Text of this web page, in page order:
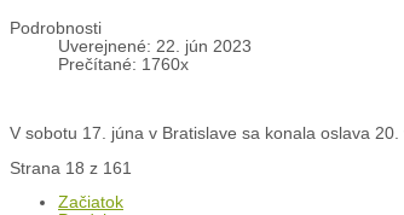
Podrobnosti
Uverejnené: 22. jún 2023
Prečítané: 1760x
V sobotu 17. júna v Bratislave sa konala oslava
Strana 18 z 161
Začiatok